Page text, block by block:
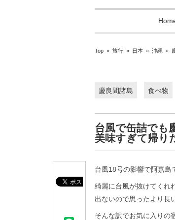
Top » 旅行 » 日本 » 沖縄 »
慶良間諸島 食べ物
台風で缶詰でも
美味すぎて帰り
台風18号の影響で阿嘉島
綺麗に台風が抜けてくれ
出ないので思ったより長
そんな訳でお気に入りの